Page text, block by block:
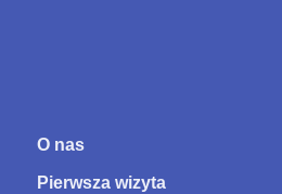
O nas
Pierwsza wizyta